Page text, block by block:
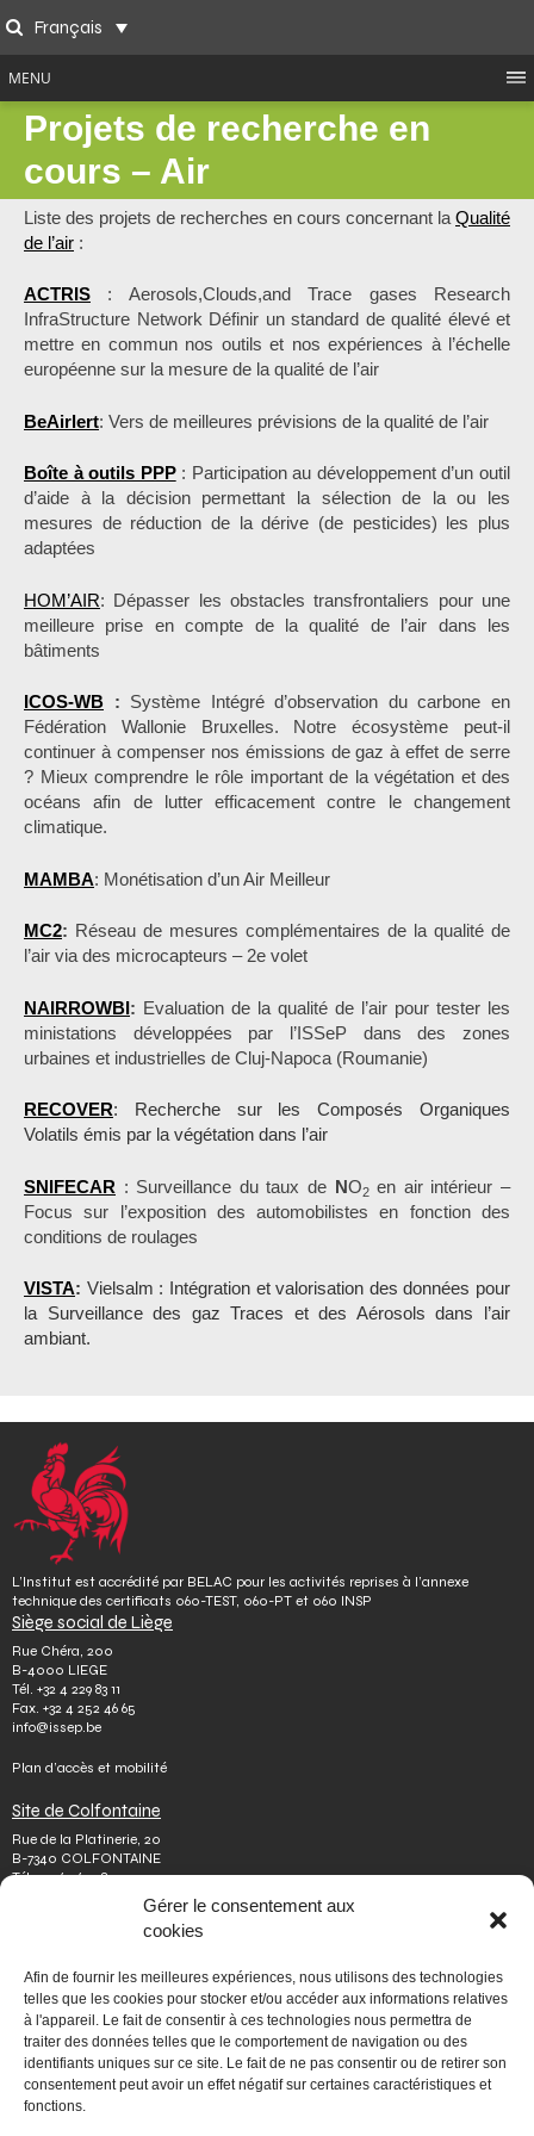
Gérer le consentement aux
cookies
Afin de fournir les meilleures expériences, nous utilisons des technologies
telles que les cookies pour stocker et/ou accéder aux informations relatives
à l'appareil. Le fait de consentir à ces technologies nous permettra de
traiter des données telles que le comportement de navigation ou des
identifiants uniques sur ce site. Le fait de ne pas consentir ou de retirer son
consentement peut avoir un effet négatif sur certaines caractéristiques et
fonctions.
to
content
SearchFrançais
MENU
Projets de recherche en
cours – Air
Liste des projets de recherches en cours concernant la Qualité
de l’air :
ACTRIS : Aerosols,Clouds,and Trace gases Research
InfraStructure Network Définir un standard de qualité élevé et
mettre en commun nos outils et nos expériences à l’échelle
européenne sur la mesure de la qualité de l’air
BeAirlert: Vers de meilleures prévisions de la qualité de l’air
Boîte à outils PPP: Participation au développement d’un outil
d’aide à la décision permettant la sélection de la ou les
mesures de réduction de la dérive (de pesticides) les plus
adaptées
HOM’AIR: Dépasser les obstacles transfrontaliers pour une
meilleure prise en compte de la qualité de l’air dans les
bâtiments
ICOS-WB : Système Intégré d’observation du carbone en
Fédération Wallonie Bruxelles. Notre écosystème peut-il
continuer à compenser nos émissions de gaz à effet de serre
? Mieux comprendre le rôle important de la végétation et des
océans afin de lutter efficacement contre le changement
climatique.
MAMBA: Monétisation d’un Air Meilleur
MC2: Réseau de mesures complémentaires de la qualité de
l’air via des microcapteurs – 2e volet
NAIRROWBI: Evaluation de la qualité de l’air pour tester les
ministations développées par l’ISSeP dans des zones
urbaines et industrielles de Cluj-Napoca (Roumanie)
RECOVER: Recherche sur les Composés Organiques
Volatils émis par la végétation dans l’air
SNIFECAR : Surveillance du taux de NO2en air intérieur –
Focus sur l’exposition des automobilistes en fonction des
conditions de roulages
VISTA: Vielsalm : Intégration et valorisation des données pour
la Surveillance des gaz Traces et des Aérosols dans l’air
ambiant.
L’Institut est accrédité par BELAC pour les activités reprises à l’annexe
technique des certificats 060-TEST, 060-PT et 060 INSP
Siège social de Liège
Rue Chéra, 200
B-4000 LIEGE
Tél. +32 4 229 83 11
Fax. +32 4 252 46 65
info@issep.be
Plan d’accès et mobilité
Site de Colfontaine
Rue de la Platinerie, 20
B-7340 COLFONTAINE
Tél.+32 65 610 813
colfontaine@issep.be
Qui sommes-nous
Travailler chez nous
Effectuer un stage
Poser une question
Autres
Vie privée
Mentions légales